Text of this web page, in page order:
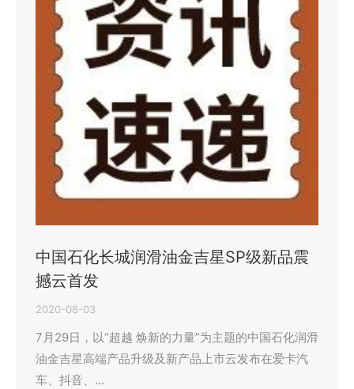
中国石化长城润滑油金吉星SP级新品震
撼云首发
2020-08-03
7月29日，以“超越 焕新的力量”为主题的中国石化润滑
油金吉星高端产品升级及新产品上市云发布在爱卡汽
车、抖音、…